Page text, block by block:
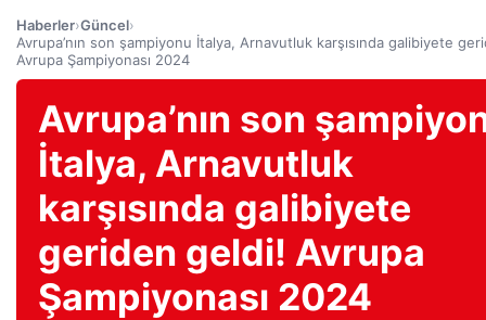
Haberler›Güncel›
Avrupa’nın son şampiyonu İtalya, Arnavutluk karşısında galibiyete
Avrupa Şampiyonası 2024
Avrupa’nın son
İtalya, Arnavutluk
karşısında galibiyete
geriden geldi! Avrupa
Şampiyonası 2024